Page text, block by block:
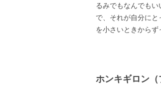
るみでもなんでも
で、それが自分に
を小さいときからず
ホンキギロン（